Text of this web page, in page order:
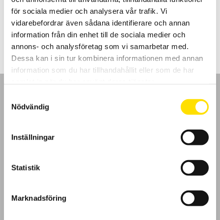
för sociala medier och analysera vår trafik. Vi
vidarebefordrar även sådana identifierare och annan
information från din enhet till de sociala medier och
annons- och analysföretag som vi samarbetar med.
Dessa kan i sin tur kombinera informationen med annan
information som du har tillhandahållit eller som de har
Nödvändig
Inställningar
Statistik
Marknadsföring
display.
5,655.00kr LÄS MER